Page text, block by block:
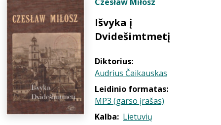
Išvyka į
Dvidešimtmetį
Diktorius:
Audrius Čaikauskas
Leidinio formatas:
MP3 (garso įrašas)
Kalba: Lietuvių